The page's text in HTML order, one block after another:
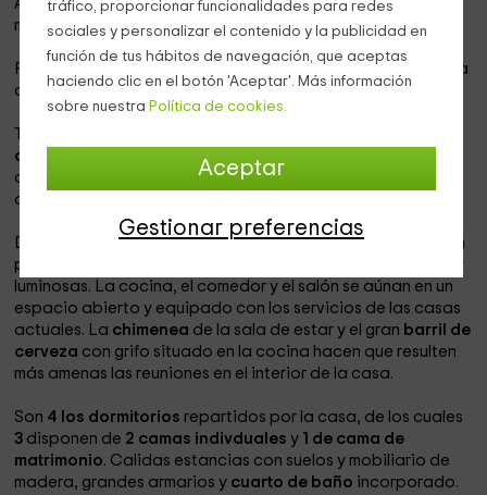
tráfico, proporcionar funcionalidades para redes
sociales y personalizar el contenido y la publicidad en
función de tus hábitos de navegación, que aceptas
haciendo clic en el botón 'Aceptar'. Más información
sobre nuestra Política de cookies.
Aceptar
Gestionar preferencias
Alojamiento rural edificado en el año 2005 y situado en el
municipio conquense deEl Peral.
Perfecto para familias o grupos de amigos
, pues tiene una
capacidad de hasta 8 personas .
calefacción
, y a pesar de encontrarse alejada de los
centros urbanos, es posible la conexión a internet a través
de
De estilo rústico por sus techos de madera y su decoración
propia de las casas de campo, sus estancias son amplias y
luminosas. La cocina, el comedor y el salón se aúnan en un
espacio abierto y equipado con los servicios de las casas
actuales. La chimenea de la sala de estar y el gran barril de
cerveza con grifo situado en la cocina hacen que resulten
más amenas las reuniones en el interior de la casa.
Son 4 los dormitorios repartidos por la casa, de los cuales
3 disponen de 2 camas indivduales y 1 de cama de
matrimonio. Calidas estancias con suelos y mobiliario de
madera, grandes armarios y cuarto de baño incorporado.